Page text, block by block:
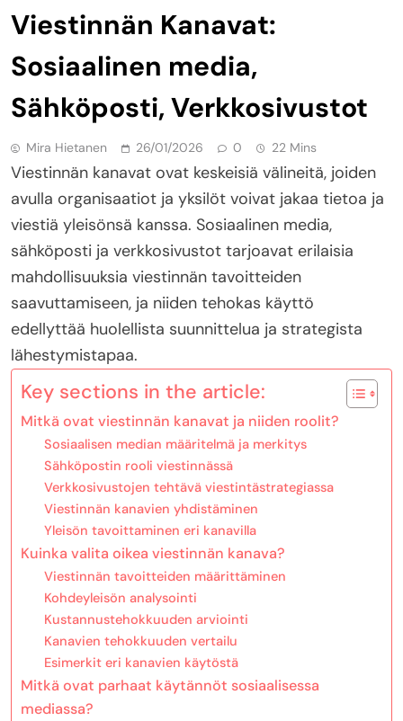
Viestinnän Kanavat:
Sosiaalinen media,
Sähköposti, Verkkosivustot
Mira Hietanen 26/01/2026 0 22 Mins
Viestinnän kanavat ovat keskeisiä välineitä, joiden
avulla organisaatiot ja yksilöt voivat jakaa tietoa ja
viestiä yleisönsä kanssa. Sosiaalinen media,
sähköposti ja verkkosivustot tarjoavat erilaisia
mahdollisuuksia viestinnän tavoitteiden
saavuttamiseen, ja niiden tehokas käyttö
edellyttää huolellista suunnittelua ja strategista
lähestymistapaa.
Key sections in the article:
Mitkä ovat viestinnän kanavat ja niiden roolit?
Sosiaalisen median määritelmä ja merkitys
Sähköpostin rooli viestinnässä
Verkkosivustojen tehtävä viestintästrategiassa
Viestinnän kanavien yhdistäminen
Yleisön tavoittaminen eri kanavilla
Kuinka valita oikea viestinnän kanava?
Viestinnän tavoitteiden määrittäminen
Kohdeyleisön analysointi
Kustannustehokkuuden arviointi
Kanavien tehokkuuden vertailu
Esimerkit eri kanavien käytöstä
Mitkä ovat parhaat käytännöt sosiaalisessa
mediassa?